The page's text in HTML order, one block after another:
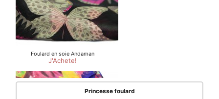
Princesse foulard